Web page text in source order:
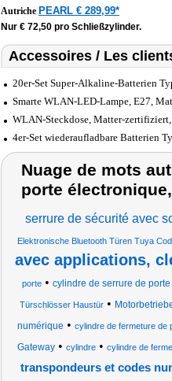
Autriche PEARL € 289,99*
Nur € 72,50 pro Schließzylinder.
Accessoires / Les
20er-Set Super-Alkaline-Batterien
Smarte WLAN-LED-Lampe, E27,
WLAN-Steckdose, Matter-zertifiziert,
4er-Set wiederaufladbare Batterien
Nuage de mots
porte
serrure de sécurité avec
Elektronische Bluetooth Türen Tuya
avec applications,
porte• cylindre de serrure de
Türschlösser Haustür •
numérique • cylindre de fermeture de
Gateway• cylindre• cylindre de
transpondeurs et codes